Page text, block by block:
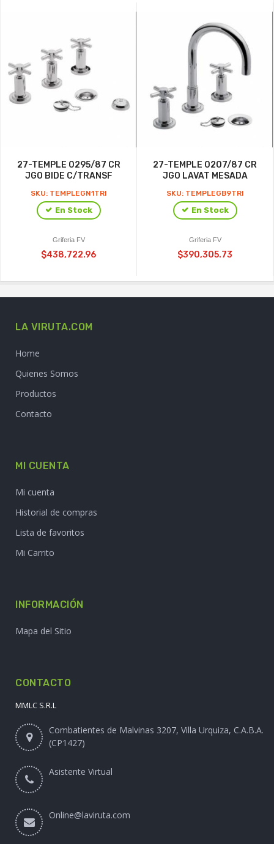
27-TEMPLE 0295/87 CR
JGO BIDE C/TRANSF
SKU: TEMPLEGN1TRI
En Stock
Griferia FV
$438,722.96
27-TEMPLE 0207/87 CR
JGO LAVAT MESADA
SKU: TEMPLEGB9TRI
En Stock
Griferia FV
$390,305.73
LA VIRUTA.COM
Home
Quienes Somos
Productos
Contacto
MI CUENTA
Mi cuenta
Historial de compras
Lista de favoritos
Mi Carrito
INFORMACIÓN
Mapa del Sitio
CONTACTO
MMLC S.R.L
Combatientes de Malvinas 3207, Villa Urquiza, C.A.B.A.
(CP1427)
Asistente Virtual
Online@laviruta.com